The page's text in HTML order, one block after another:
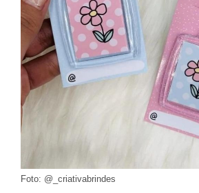
Foto: @_criativabrindes